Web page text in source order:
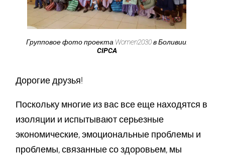
Групповое фото проекта Women2030 в Боливии.
CIPCA
Дорогие друзья!
Поскольку многие из вас все еще находятся в
изоляции и испытывают серьезные
экономические, эмоциональные проблемы и
проблемы, связанные со здоровьем, мы